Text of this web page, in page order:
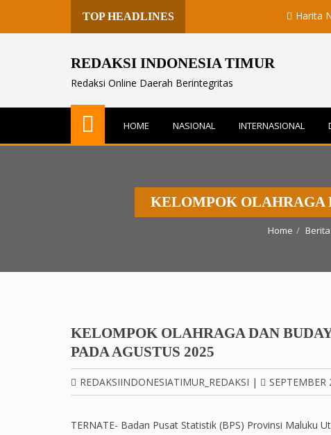
TOP HEADLINES Harita Nickel
REDAKSI INDONESIA TIMUR
Redaksi Online Daerah Berintegritas
HOME NASIONAL INTERNASIONAL
KELOMPOK OLAHRAGA
Home Berita
KELOMPOK OLAHRAGA DAN
PADA AGUSTUS 2025
REDAKSIINDONESIATIMUR_REDAKSI | SEPTEMBER
TERNATE- Badan Pusat Statistik (BPS) Provinsi Maluku